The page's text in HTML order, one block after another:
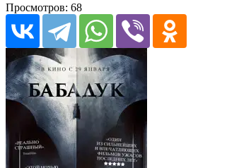
Просмотров: 68